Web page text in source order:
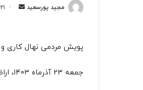
مجید پورسعید ۲۱ آذر ۱۴۰۳
پویش مردمی نهال کاری و
جمعه ۲۳ آذرماه ۱۴۰۳، اراضی جنوبی شهرک صنعتی عطار